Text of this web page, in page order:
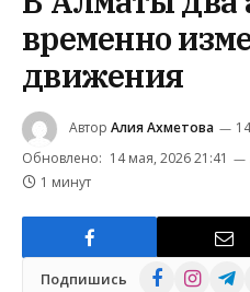
временно
движения
Автор Алия Ахметова
Обновлено: 14 мая, 2026 21:41
1 минут
Подпишись FacebookInstagram